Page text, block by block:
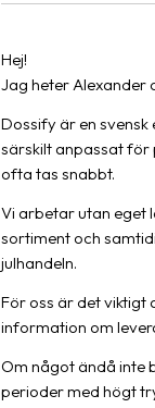
Hej!
Jag heter Alexander
Dossify är en
särskilt anpassat för
ofta tas snabbt.
Vi arbetar utan eget
sortiment och
julhandeln.
För oss är det viktigt
information om
Om något ändå inte
perioder med högt